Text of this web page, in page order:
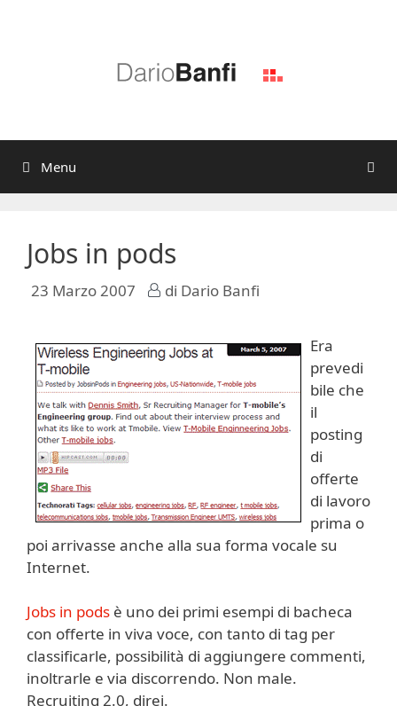
Menu
Jobs in pods
23 Marzo 2007 di Dario Banfi
Era
prevedi
bile che
il
posting
di
offerte
di lavoro
prima o
poi arrivasse anche alla sua forma vocale su
Internet.
Jobs in pods è uno dei primi esempi di bacheca
con offerte in viva voce, con tanto di tag per
classificarle, possibilità di aggiungere commenti,
inoltrarle e via discorrendo. Non male.
Recruiting 2.0, direi.